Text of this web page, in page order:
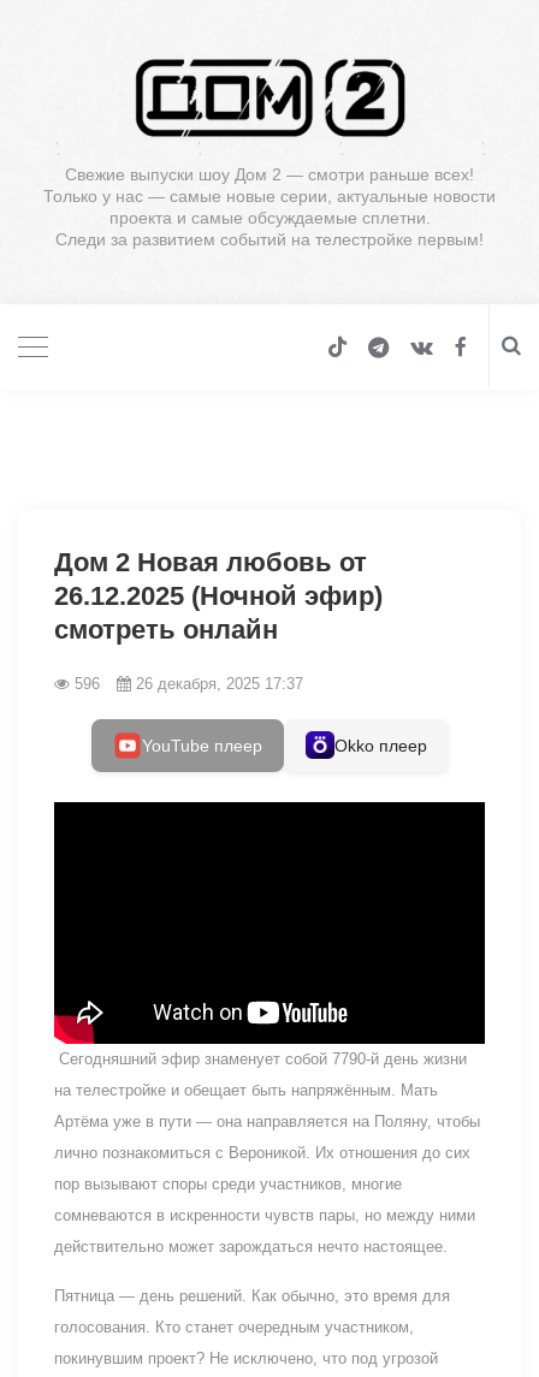
Свежие выпуски шоу Дом 2 — смотри раньше всех!
Только у нас — самые новые серии, актуальные новости
проекта и самые обсуждаемые сплетни.
Следи за развитием событий на телестройке первым!
Дом 2 Новая любовь от
26.12.2025 (Ночной эфир)
смотреть онлайн
596 26 декабря, 2025 17:37
YouTube плеер Okko плеер
Сегодняшний эфир знаменует собой 7790-й день жизни
на телестройке и обещает быть напряжённым. Мать
Артёма уже в пути — она направляется на Поляну, чтобы
лично познакомиться с Вероникой. Их отношения до сих
пор вызывают споры среди участников, многие
сомневаются в искренности чувств пары, но между ними
действительно может зарождаться нечто настоящее.
Пятница — день решений. Как обычно, это время для
голосования. Кто станет очередным участником,
покинувшим проект? Не исключено, что под угрозой